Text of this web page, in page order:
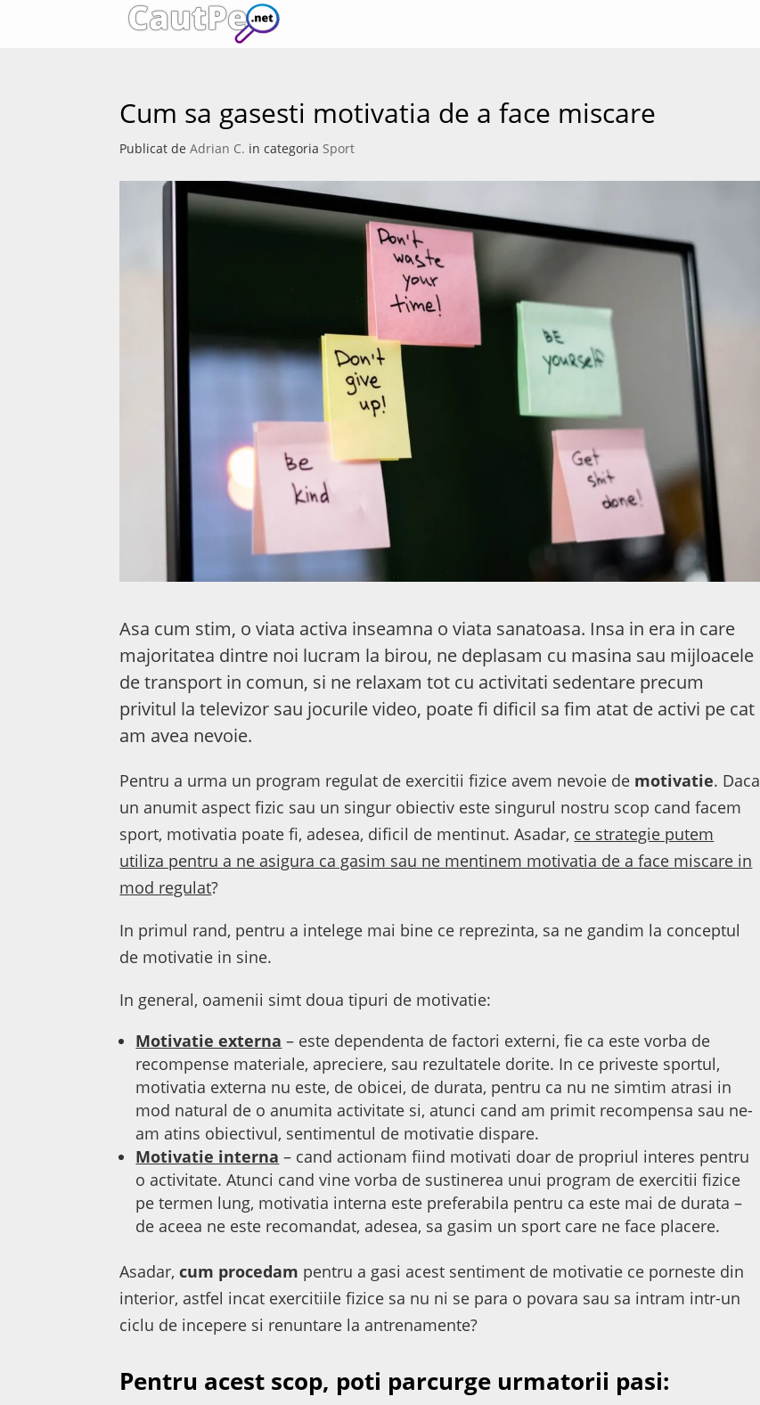
Cum sa gasesti motivatia de a face miscare
Publicat deAdrian C. in categoria Sport
Asa cum stim, o viata activa inseamna o viata sanatoasa. Insa in era in care
majoritatea dintre noi lucram la birou, ne deplasam cu masina sau mijloacele
de transport in comun, si ne relaxam tot cu activitati sedentare precum
privitul la televizor sau jocurile video, poate fi dificil sa fim atat de activi pe cat
am avea nevoie.
Pentru a urma un program regulat de exercitii fizice avem nevoie de motivatie. Daca
un anumit aspect fizic sau un singur obiectiv este singurul nostru scop cand facem
sport, motivatia poate fi, adesea, dificil de mentinut. Asadar, ce strategie putem
utiliza pentru a ne asigura ca gasim sau ne mentinem motivatia de a face miscare in
mod regulat?
In primul rand, pentru a intelege mai bine ce reprezinta, sa ne gandim la conceptul
de motivatie in sine.
In general, oamenii simt doua tipuri de motivatie:
Motivatie externa – este dependenta de factori externi, fie ca este vorba de
recompense materiale, apreciere, sau rezultatele dorite. In ce priveste sportul,
motivatia externa nu este, de obicei, de durata, pentru ca nu ne simtim atrasi in
mod natural de o anumita activitate si, atunci cand am primit recompensa sau ne-
am atins obiectivul, sentimentul de motivatie dispare.
Motivatie interna – cand actionam fiind motivati doar de propriul interes pentru
o activitate. Atunci cand vine vorba de sustinerea unui program de exercitii fizice
pe termen lung, motivatia interna este preferabila pentru ca este mai de durata –
de aceea ne este recomandat, adesea, sa gasim un sport care ne face placere.
Asadar,cum procedam pentru a gasi acest sentiment de motivatie ce porneste din
interior, astfel incat exercitiile fizice sa nu ni se para o povara sau sa intram intr-un
ciclu de incepere si renuntare la antrenamente?
Pentru acest scop, poti parcurge urmatorii pasi: